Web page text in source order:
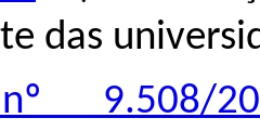
das
9.508/